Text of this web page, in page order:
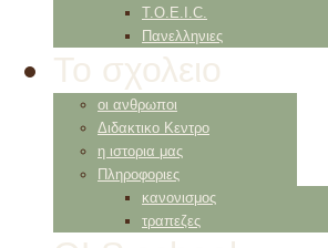
Τ.Ο.Ε.Ι.C.
Πανελληνιες
Το σχολειο
οι ανθρωποι
Διδακτικο Κεντρο
η ιστορια μας
Πληροφοριες
κανονισμος
τραπεζες